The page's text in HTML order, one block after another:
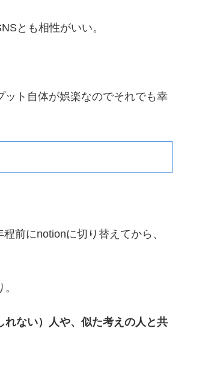
とも相性がいい。
ット自体が娯楽なのでそれでも幸
前にnotionに切り替えてから、
ない）人や、似た考えの人と共